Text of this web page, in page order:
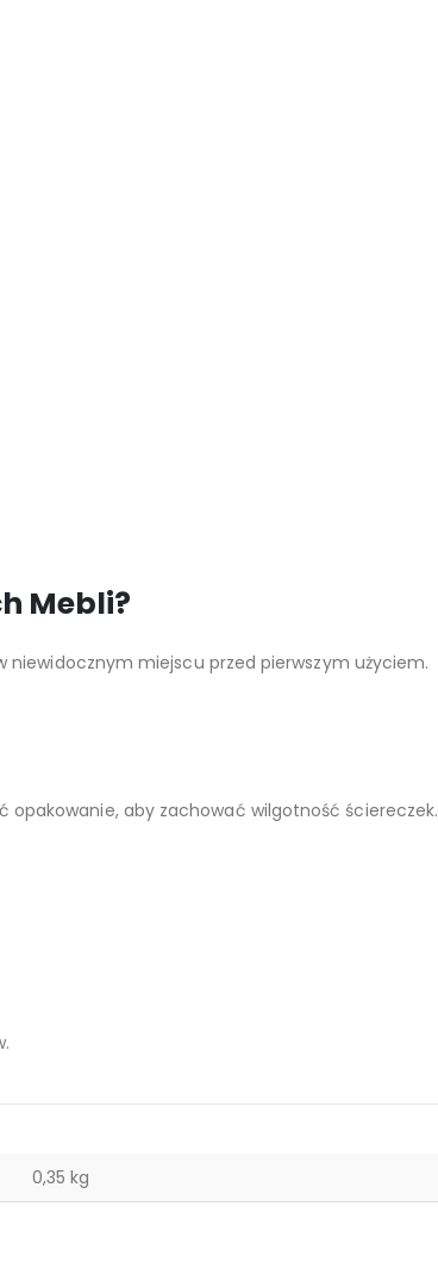
Mebli?
niewidocznym miejscu przed pierwszym użyciem.
opakowanie, aby zachować wilgotność ściereczek.
0,35 kg